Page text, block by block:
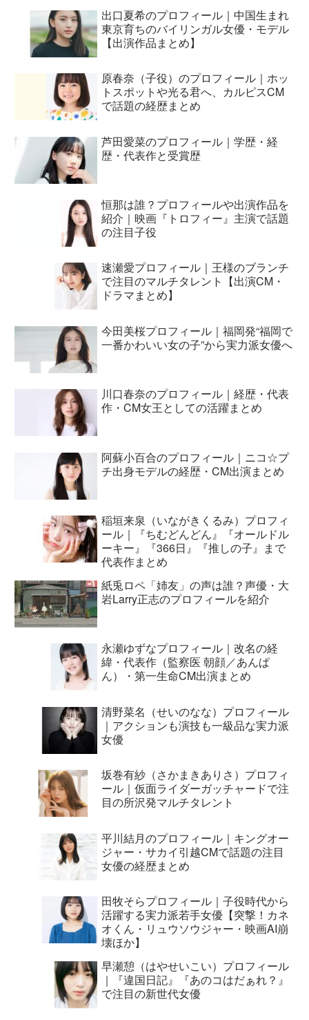
出口夏希のプロフィール｜中国生まれ
東京育ちのバイリンガル女優・モデル
【出演作品まとめ】
原春奈（子役）のプロフィール｜ホッ
トスポットや光る君へ、カルピスCM
で話題の経歴まとめ
芦田愛菜のプロフィール｜学歴・経
歴・代表作と受賞歴
恒那は誰？プロフィールや出演作品を
紹介｜映画『トロフィー』主演で話題
の注目子役
速瀬愛プロフィール｜王様のブランチ
で注目のマルチタレント【出演CM・
ドラマまとめ】
今田美桜プロフィール｜福岡発“福岡で
一番かわいい女の子”から実力派女優へ
川口春奈のプロフィール｜経歴・代表
作・CM女王としての活躍まとめ
阿蘇小百合のプロフィール｜ニコ☆プ
チ出身モデルの経歴・CM出演まとめ
稲垣来泉（いながきくるみ）プロフィ
ール｜『ちむどんどん』『オールドル
ーキー』『366日』『推しの子』まで
代表作まとめ
紙兎ロペ「姉友」の声は誰？声優・大
岩Larry正志のプロフィールを紹介
永瀬ゆずなプロフィール｜改名の経
緯・代表作（監察医 朝顔／あんぱ
ん）・第一生命CM出演まとめ
清野菜名（せいのなな）プロフィール
｜アクションも演技も一級品な実力派
女優
坂巻有紗（さかまきありさ）プロフィ
ール｜仮面ライダーガッチャードで注
目の所沢発マルチタレント
平川結月のプロフィール｜キングオー
ジャー・サカイ引越CMで話題の注目
女優の経歴まとめ
田牧そらプロフィール｜子役時代から
活躍する実力派若手女優【突撃！カネ
オくん・リュウソウジャー・映画AI崩
壊ほか】
早瀬憩（はやせいこい）プロフィール
｜『違国日記』『あのコはだぁれ？』
で注目の新世代女優